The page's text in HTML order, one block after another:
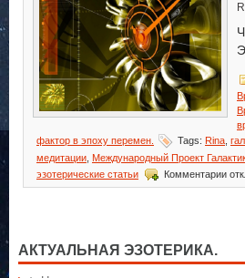
фактор в эпоху перемен.
Tags: Rina
медитации Международный Проект
эзотерические статьи
Комментариик
АКТУАЛЬНАЯ ЭЗОТЕРИКА.